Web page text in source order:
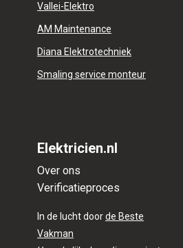
Vallei-Elektro
AM Maintenance
Diana Elektrotechniek
Smaling service monteur
Elektricien.nl
Over ons
Verificatieproces
In de lucht doorde Beste
Vakman